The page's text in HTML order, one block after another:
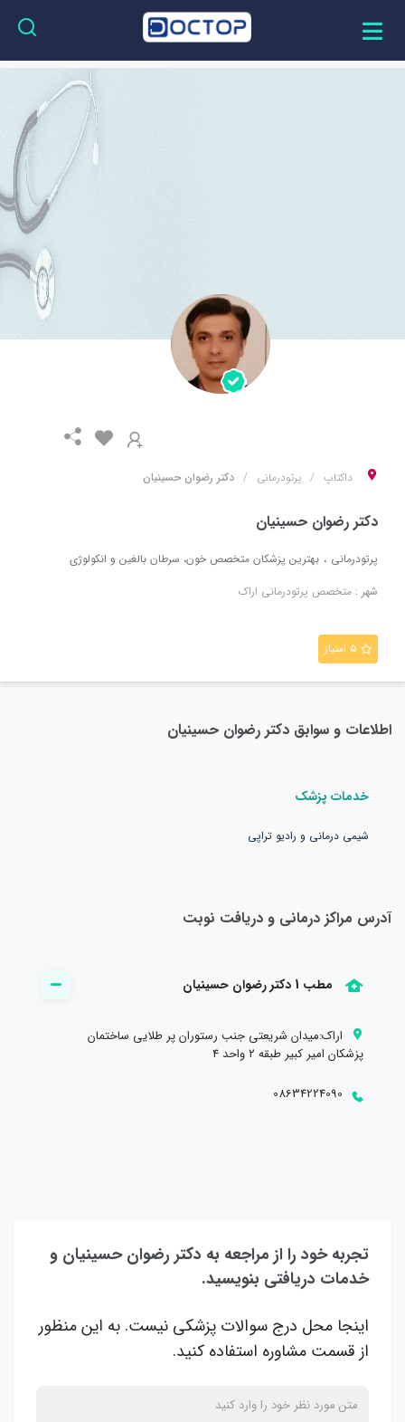
داکتاپ پرتودرمانی دکتر رضوان حسینیان
دکتر رضوان حسینیان
پرتودرمانی
بهترین پزشکان متخصص خون، سرطان بالغین و انکولوژی
شهر : متخصص پرتودرمانی اراک
۵ امتیاز
اطلاعات و سوابق دکتر رضوان حسینیان
خدمات پزشک
شیمی درمانی و رادیو تراپی
آدرس مراکز درمانی و دریافت نوبت
مطب 1 دکتر رضوان حسينيان
اراك:میدان شریعتی جنب رستوران پر طلایی ساختمان
پزشکان امیر کبیر طبقه ۲ واحد ۴
08634224090
تجربه خود را از مراجعه به دکتر رضوان حسینیان و
خدمات دریافتی بنویسید.
اینجا محل درج سوالات پزشکی نیست. به این منظور
از قسمت مشاوره استفاده کنید.